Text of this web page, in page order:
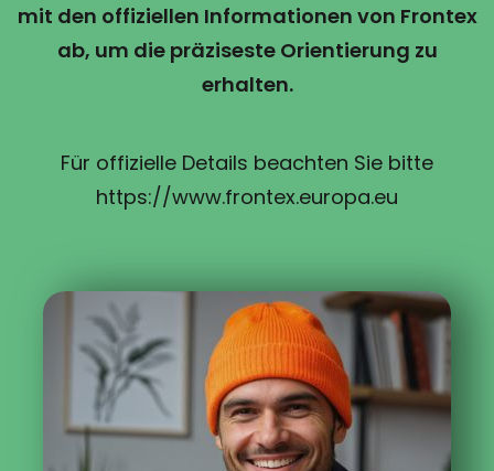
mit den offiziellen Informationen von Frontex
ab, um die präziseste Orientierung zu
erhalten.
Für offizielle Details beachten Sie bitte
https://www.frontex.europa.eu